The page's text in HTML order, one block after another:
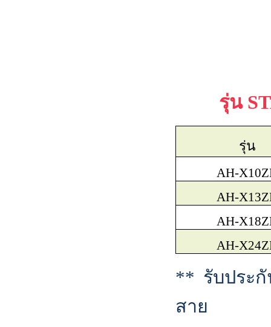
รุ่น
รุ่น
AH-
AH-
AH-
AH-
** รับประ
สาย